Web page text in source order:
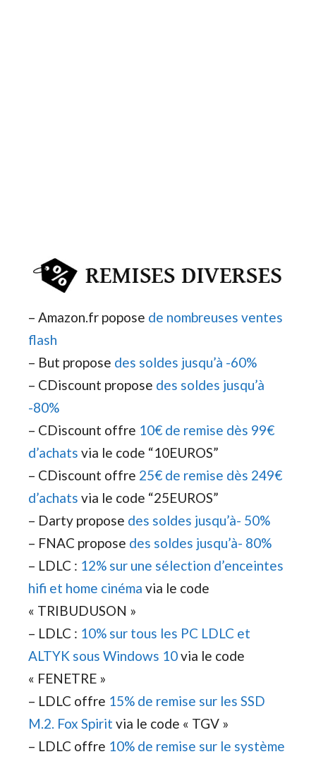
– Amazon.fr popose de nombreuses ventes
flash
– But propose des soldes jusqu’à -60%
– CDiscount propose des soldes jusqu’à
-80%
– CDiscount offre 10€ de remise dès 99€
d’achats via le code “10EUROS”
– CDiscount offre 25€ de remise dès 249€
d’achats via le code “25EUROS”
– Darty propose des soldes jusqu’à- 50%
– FNAC propose des soldes jusqu’à- 80%
– LDLC : 12% sur une sélection d’enceintes
hifi et home cinéma via le code
« TRIBUDUSON »
– LDLC : 10% sur tous les PC LDLC et
ALTYK sous Windows 10via le code
« FENETRE »
– LDLC offre 15% de remise sur les SSD
M.2. Fox Spirit via le code « TGV »
– LDLC offre 10% de remise sur le système